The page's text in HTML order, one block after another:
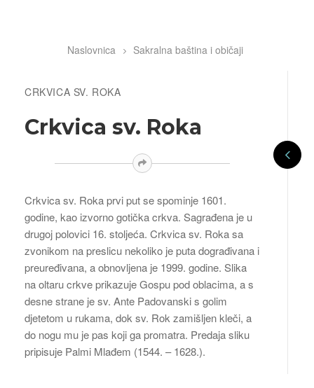
Breadcrumb
Naslovnica Sakralna baština i običaji
CRKVICA SV. ROKA
Crkvica sv. Roka
Crkvica sv. Roka prvi put se spominje 1601.
godine, kao izvorno gotička crkva. Sagrađena je u
drugoj polovici 16. stoljeća. Crkvica sv. Roka sa
zvonikom na preslicu nekoliko je puta dograđivana i
preuređivana, a obnovljena je 1999. godine. Slika
na oltaru crkve prikazuje Gospu pod oblacima, a s
desne strane je sv. Ante Padovanski s golim
djetetom u rukama, dok sv. Rok zamišljen kleči, a
do nogu mu je pas koji ga promatra. Predaja sliku
pripisuje Palmi Mlađem (1544. – 1628.).